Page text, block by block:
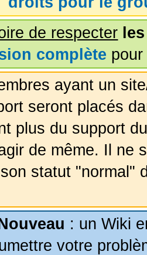
de respecter
complète
ayant un
seront placés
plus du support
de même. Il ne
statut "normal"
: un Wiki
votre